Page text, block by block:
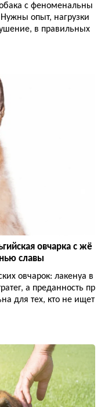
с феноменальны
опыт, нагрузки
в правильных
овчарка с жё
славы
овчарок: лакенуа в
а преданность пр
для тех, кто не ищет